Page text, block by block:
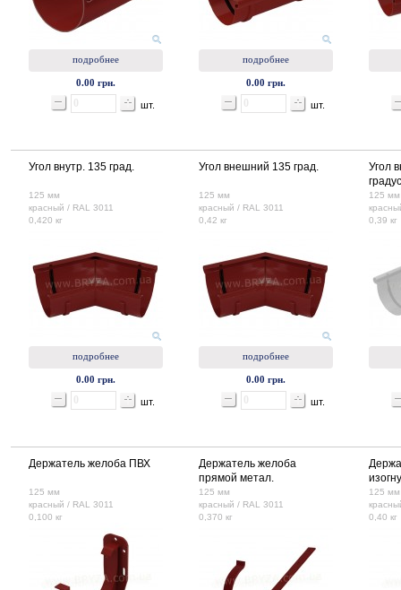
подробнее
0.00 грн.
шт.
подробнее
0.00 грн.
шт.
Угол внутр. 135 град.
125 мм
красный / RAL 3011
0,420 кг
подробнее
0.00 грн.
шт.
Угол внешний 135 град.
125 мм
красный / RAL 3011
0,42 кг
подробнее
0.00 грн.
шт.
Угол
125 мм
0,39 кг
Держатель желоба ПВХ
125 мм
красный / RAL 3011
0,100 кг
Держатель желоба
прямой метал.
125 мм
красный / RAL 3011
0,370 кг
125 мм
0,40 кг